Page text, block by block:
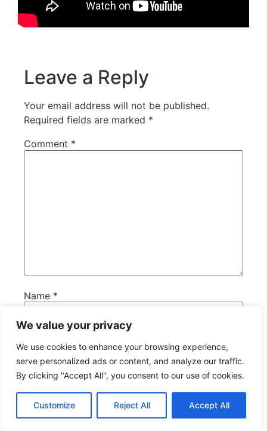
We value your privacy
We use cookies to enhance your browsing experience,
serve personalized ads or content, and analyze our traffic.
By clicking "Accept All", you consent to our use of cookies.
Customize Reject All Accept All
Leave a Reply
Your email address will not be published.
Required fields are marked *
Comment *
Name *
Email*
Website